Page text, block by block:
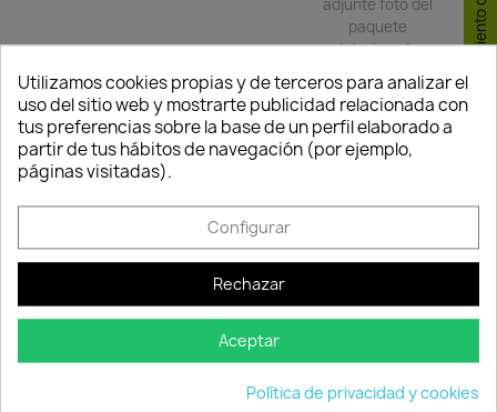
adjunte foto del
paquete
deteriorado.
Compartir
TAMBIÉN PODRÍA INTERESARLE
favorite_border favorite_border
Utilizamos cookies propias y de terceros para analizar el
uso del sitio web y mostrarte publicidad relacionada con
tus preferencias sobre la base de un perfil elaborado a
partir de tus hábitos de navegación (por ejemplo,
páginas visitadas).
Configurar
Rechazar
Aceptar
Política de privacidad y cookies